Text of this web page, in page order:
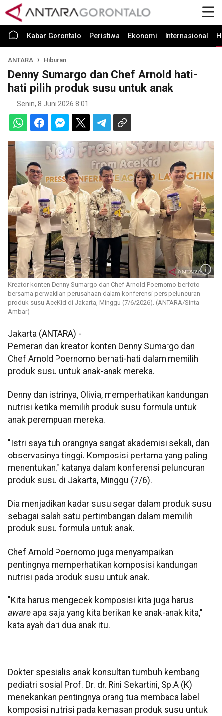
Kabar Gorontalo Peristiwa Ekonomi Internasional
ANTARA Hiburan
Denny Sumargo dan Chef Arnold hati-
hati pilih produk susu untuk anak
Senin, 8 Juni 2026 8:01
Kreator konten Denny Sumargo dan Chef Arnold Poernomo berfoto
bersama perwakilan perusahaan dalam konferensi pers peluncuran
produk susu AceKid di Jakarta, Minggu (7/6/2026). (ANTARA/Sinta
Ambar)
Jakarta (ANTARA) -
Pemeran dan kreator konten Denny Sumargo dan
Chef Arnold Poernomo berhati-hati dalam memilih
produk susu untuk anak-anak mereka.
Denny dan istrinya, Olivia, memperhatikan kandungan
nutrisi ketika memilih produk susu formula untuk
anak perempuan mereka.
"Istri saya tuh orangnya sangat akademisi sekali, dan
observasinya tinggi. Komposisi pertama yang paling
menentukan," katanya dalam konferensi peluncuran
produk susu di Jakarta, Minggu (7/6).
Dia menjadikan kadar susu segar dalam produk susu
sebagai salah satu pertimbangan dalam memilih
produk susu formula untuk anak.
Chef Arnold Poernomo juga menyampaikan
pentingnya memperhatikan komposisi kandungan
nutrisi pada produk susu untuk anak.
"Kita harus mengecek komposisi kita juga harus
aware apa saja yang kita berikan ke anak-anak kita,"
kata ayah dari dua anak itu.
Dokter spesialis anak konsultan tumbuh kembang
pediatri sosial Prof. Dr. dr. Rini Sekartini, Sp.A (K)
menekankan pentingnya orang tua membaca label
komposisi nutrisi pada kemasan produk susu untuk